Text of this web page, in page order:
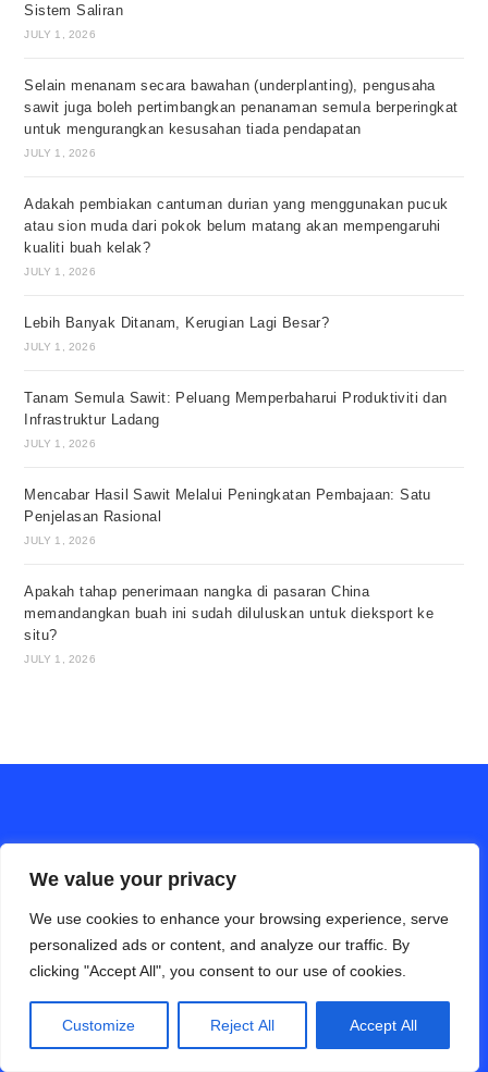
We value your privacy
We use cookies to enhance your browsing experience, serve
personalized ads or content, and analyze our traffic. By
clicking "Accept All", you consent to our use of cookies.
Customize Reject All Accept All
Sistem Saliran
JULY 1, 2026
Selain menanam secara bawahan (underplanting), pengusaha
sawit juga boleh pertimbangkan penanaman semula berperingkat
untuk mengurangkan kesusahan tiada pendapatan
JULY 1, 2026
Adakah pembiakan cantuman durian yang menggunakan pucuk
atau sion muda dari pokok belum matang akan mempengaruhi
kualiti buah kelak?
JULY 1, 2026
Lebih Banyak Ditanam, Kerugian Lagi Besar?
JULY 1, 2026
Tanam Semula Sawit: Peluang Memperbaharui Produktiviti dan
Infrastruktur Ladang
JULY 1, 2026
Mencabar Hasil Sawit Melalui Peningkatan Pembajaan: Satu
Penjelasan Rasional
JULY 1, 2026
Apakah tahap penerimaan nangka di pasaran China
memandangkan buah ini sudah diluluskan untuk dieksport ke
situ?
JULY 1, 2026
ALAM PERTANIAN online (Bahasa Cina)
Disclaimer
Privacy Policy
Copyright 2026 - INFO PERTANIAN. All Rights Reserved.